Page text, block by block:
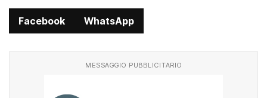
Facebook WhatsApp
MESSAGGIO PUBBLICITARIO